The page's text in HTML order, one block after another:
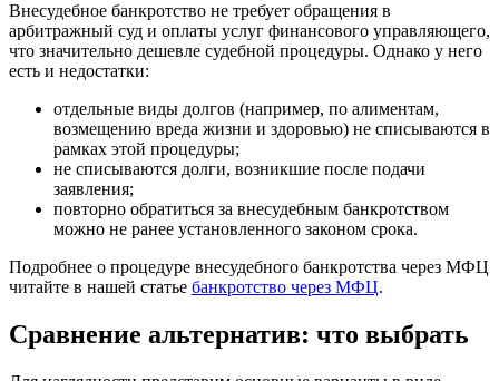
Внесудебное банкротство не требует обращения в
арбитражный суд и оплаты услуг финансового управляющего,
что значительно дешевле судебной процедуры. Однако у него
есть и недостатки:
отдельные виды долгов (например, по алиментам,
возмещению вреда жизни и здоровью) не списываются в
рамках этой процедуры;
не списываются долги, возникшие после подачи
заявления;
повторно обратиться за внесудебным банкротством
можно не ранее установленного законом срока.
Подробнее о процедуре внесудебного банкротства через МФЦ
читайте в нашей статье банкротство через МФЦ.
Сравнение альтернатив: что выбрать